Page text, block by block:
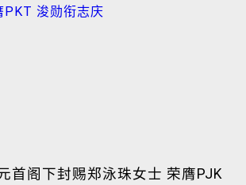
首阁下封赐郑泳珠女士 荣膺PJK